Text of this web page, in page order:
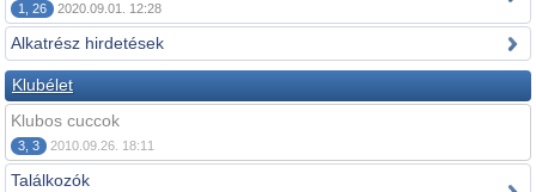
1, 26 2020.09.01. 12:28
Alkatrész hirdetések
Klubélet
Klubos cuccok
3, 3 2010.09.26. 18:11
Találkozók